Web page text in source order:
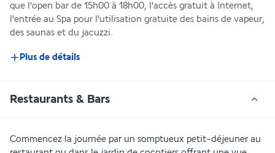
que l'open bar de 15h00 à 18h00, l'accès gratuit à Internet,
l'entrée au Spa pour l'utilisation gratuite des bains de vapeur,
des saunas et du jacuzzi.
Plus de détails
Restaurants & Bars
Commencez la journée par un somptueux petit-déjeuner au